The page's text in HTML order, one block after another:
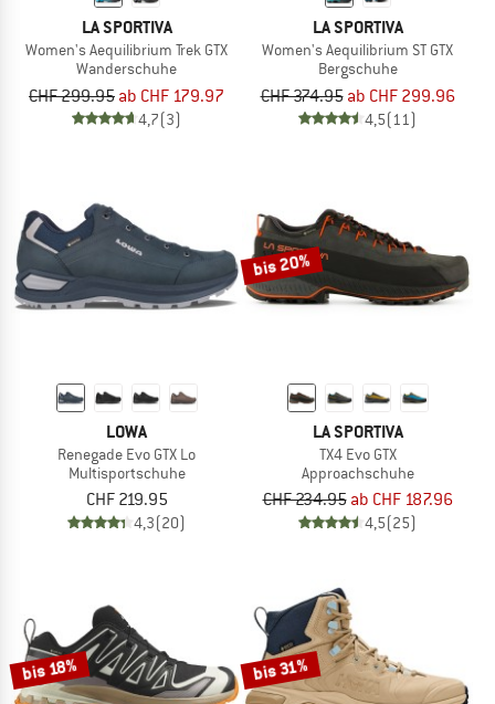
LA SPORTIVA
Women's Aequilibrium Trek GTX
Wanderschuhe
CHF 299.95 ab CHF 179.97
4,7(3)
LA SPORTIVA
Women's Aequilibrium ST GTX
Bergschuhe
CHF 374.95 ab CHF 299.96
4,5(11)
LOWA
Renegade Evo GTX Lo
Multisportschuhe
CHF 219.95
4,3(20)
bis 20%
LA SPORTIVA
TX4 Evo GTX
Approachschuhe
CHF 234.95 ab CHF 187.96
4,5(25)
bis 18% bis 31%